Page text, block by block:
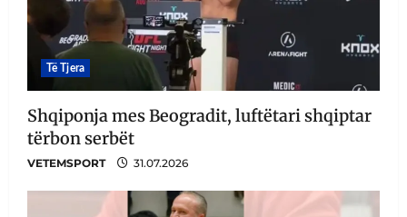
Të Tjera
Shqiponja mes Beogradit, luftëtari shqiptar
tërbon serbët
VETEMSPORT 31.07.2026